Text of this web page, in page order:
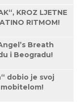
KROZ LJETNE
RITMOM!
Breath
i Beogradu!
dobio je svoj